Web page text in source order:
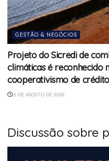
GESTÃO & NEGÓCIOS
Projeto do Sicredi de
climáticas é reconhecido
cooperativismo de
6 DE AGOSTO DE 2026
Discussão sobre